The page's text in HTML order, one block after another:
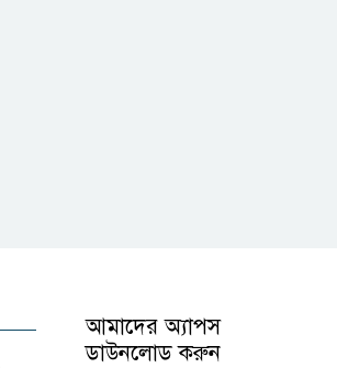
আমাদের অ্যাপস
ডাউনলোড করুন